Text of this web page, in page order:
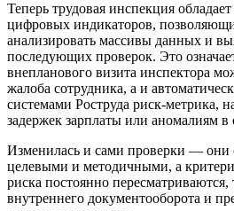
Теперь трудовая инспекция
цифровых индикаторов,
анализировать массивы данных и
последующих проверок. Это
внепланового визита инспектора
жалоба сотрудника, а и
системами Роструда риск-метрика,
задержек зарплаты или аномалиям в
Изменилась и сами проверки — они
целевыми и методичными, а
риска постоянно пересматриваются,
внутреннего документооборота и